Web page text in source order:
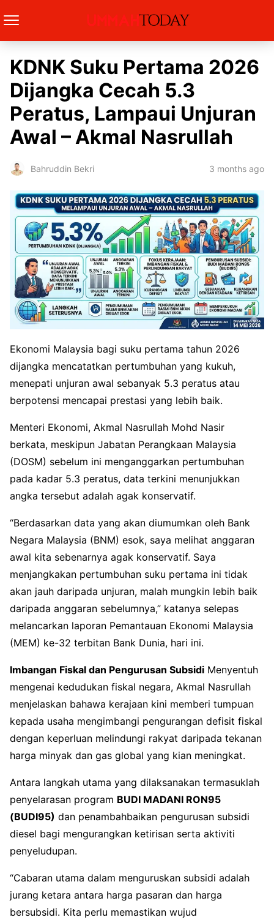
KDNK Suku Pertama 2026
Dijangka Cecah 5.3
Peratus, Lampaui Unjuran
Awal – Akmal Nasrullah
Bahruddin Bekri 3 months ago
Ekonomi Malaysia bagi suku pertama tahun 2026
dijangka mencatatkan pertumbuhan yang kukuh,
menepati unjuran awal sebanyak 5.3 peratus atau
berpotensi mencapai prestasi yang lebih baik.
Menteri Ekonomi, Akmal Nasrullah Mohd Nasir
berkata, meskipun Jabatan Perangkaan Malaysia
(DOSM) sebelum ini menganggarkan pertumbuhan
pada kadar 5.3 peratus, data terkini menunjukkan
angka tersebut adalah agak konservatif.
“Berdasarkan data yang akan diumumkan oleh Bank
Negara Malaysia (BNM) esok, saya melihat anggaran
awal kita sebenarnya agak konservatif. Saya
menjangkakan pertumbuhan suku pertama ini tidak
akan jauh daripada unjuran, malah mungkin lebih baik
daripada anggaran sebelumnya,” katanya selepas
melancarkan laporan Pemantauan Ekonomi Malaysia
(MEM) ke-32 terbitan Bank Dunia, hari ini.
Imbangan Fiskal dan Pengurusan Subsidi Menyentuh
mengenai kedudukan fiskal negara, Akmal Nasrullah
menjelaskan bahawa kerajaan kini memberi tumpuan
kepada usaha mengimbangi pengurangan defisit fiskal
dengan keperluan melindungi rakyat daripada tekanan
harga minyak dan gas global yang kian meningkat.
Antara langkah utama yang dilaksanakan termasuklah
penyelarasan program BUDI MADANI RON95
(BUDI95) dan penambahbaikan pengurusan subsidi
diesel bagi mengurangkan ketirisan serta aktiviti
penyeludupan.
“Cabaran utama dalam menguruskan subsidi adalah
jurang ketara antara harga pasaran dan harga
bersubsidi. Kita perlu memastikan wujud